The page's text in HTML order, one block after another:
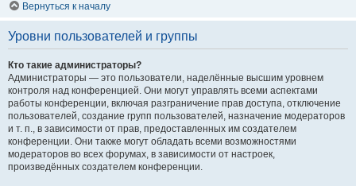
Вернуться к началу
Уровни пользователей и группы
Кто такие администраторы?
Администраторы — это пользователи, наделённые высшим уровнем
контроля над конференцией. Они могут управлять всеми аспектами
работы конференции, включая разграничение прав доступа, отключение
пользователей, создание групп пользователей, назначение модераторов
и т. п., в зависимости от прав, предоставленных им создателем
конференции. Они также могут обладать всеми возможностями
модераторов во всех форумах, в зависимости от настроек,
произведённых создателем конференции.